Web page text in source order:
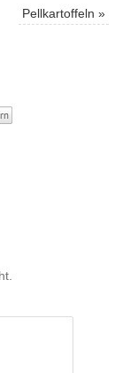
Pellkartoffeln »